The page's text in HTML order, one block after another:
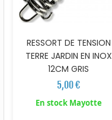
RESSORT DE TENSION
TERRE JARDIN EN INOX
12CM GRIS
5,00 €
En stock Mayotte